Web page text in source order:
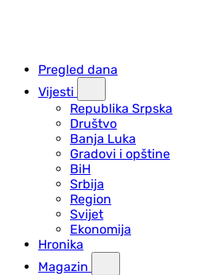
Pregled dana
Vijesti
Republika Srpska
Društvo
Banja Luka
Gradovi i opštine
BiH
Srbija
Region
Svijet
Ekonomija
Hronika
Magazin